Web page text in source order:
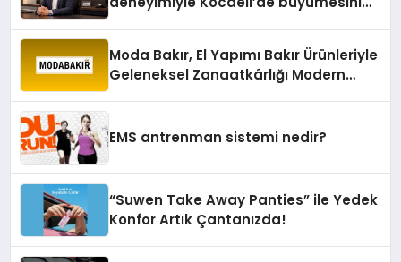
Moda Bakır, El Yapımı Bakır Ürünleriyle
Geleneksel Zanaatkârlığı Modern
EMS antrenman sistemi nedir?
“Suwen Take Away Panties” ile Yedek
Konfor Artık Çantanızda!